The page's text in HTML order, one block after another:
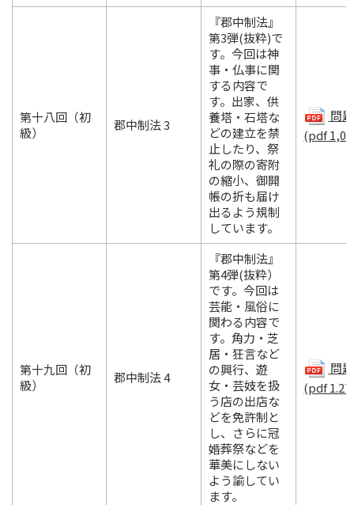
第十八回（初
級）
郡中制法 3
『郡中制法』
第3弾(抜粋)で
す。今回は神
事・仏事に関
する内容で
す。出家、供
養塔・石塔な
どの建立を禁
止したり、祭
礼の際の寄附
の縮小、御開
帳の折も届け
出るよう規制
しています。
問
(pdf
第十九回（初
級）
郡中制法 4
『郡中制法』
第4弾(抜粋）
です。今回は
芸能・風俗に
関わる内容で
す。角力・芝
居・狂言など
の興行、遊
女・芸妓を扱
う店の出店な
どを免許制と
し、さらに冠
婚葬祭などを
華美にしない
よう諭してい
ます。
問
(pdf 1.27